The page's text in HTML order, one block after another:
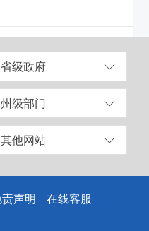
省级政府
州级部门
其他网站
责声明
在线客服